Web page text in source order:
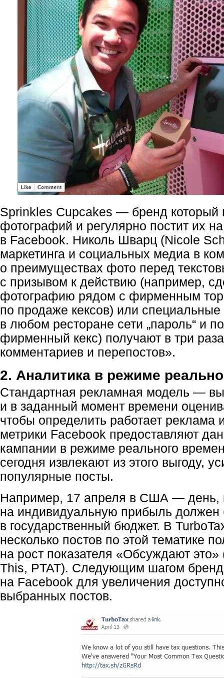
Sprinkles Cupcakes — бренд который
фотографий и регулярно постит их
в Facebook. Николь Шварц (Nicole
маркетинга и социальных медиа в
о преимуществах фото перед
с призывом к действию (например,
фотографию рядом с фирменным
по продаже кексов) или
в любом ресторане сети „пароль“ и
фирменный кекс) получают в три
комментариев и перепостов».
2. Аналитика в режиме
Стандартная рекламная модель —
и в заданный момент времени
чтобы определить работает реклама
метрики Facebook предоставляют
кампании в режиме реального
сегодня извлекают из этого выгоду,
популярные посты.
Например, 17 апреля в США — день,
на индивидуальную прибыль должен
в государственный бюджет. В
несколько постов по этой тематике
на рост показателя «Обсуждают
This, PTAT). Следующим шагом бренд
на Facebook для увеличения
выбранных постов.